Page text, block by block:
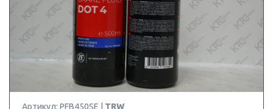
Артикул: PFB450SE | TRW